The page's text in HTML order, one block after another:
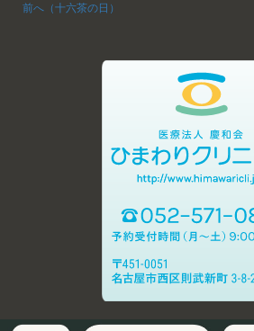
前へ（十六茶の日）